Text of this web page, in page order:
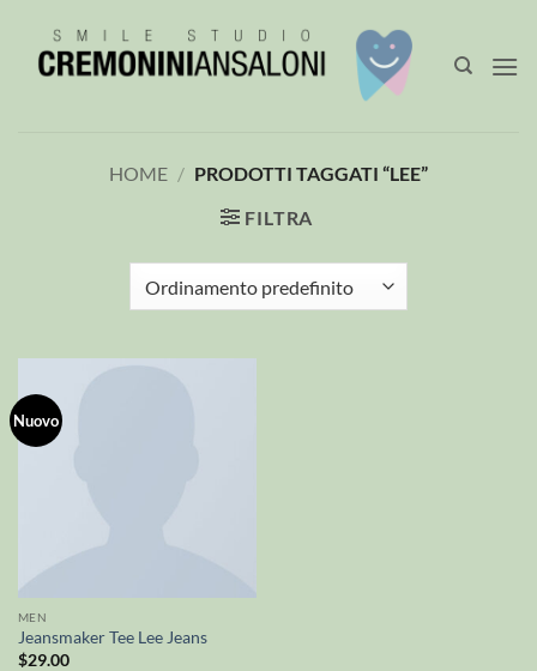
contenuti
HOME / PRODOTTI TAGGATI “LEE”
FILTRA
Nuovo
MEN
Jeansmaker Tee Lee Jeans
$29.00